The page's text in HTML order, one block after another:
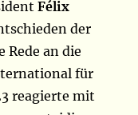
Félix
der
Rede an die
für
reagierte mit